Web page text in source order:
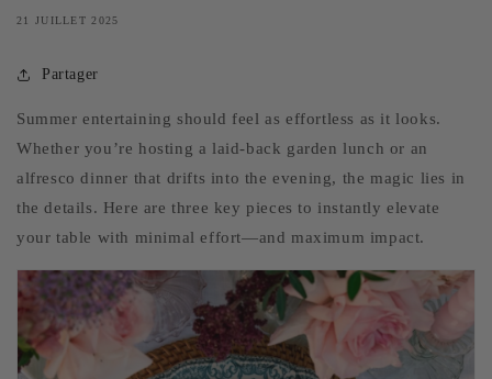
21 JUILLET 2025
Partager
Summer entertaining should feel as effortless as it looks.
Whether you’re hosting a laid-back garden lunch or an
alfresco dinner that drifts into the evening, the magic lies in
the details. Here are three key pieces to instantly elevate
your table with minimal effort—and maximum impact.